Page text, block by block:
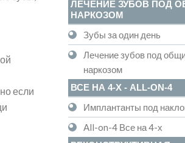
если
ЛЕЧЕНИЕ ЗУБОВ ПОД
НАРКОЗОМ
Зубы за один день
Лечение зубов под
наркозом
ВСЕ НА 4-Х - ALL-ON-4
Имплантанты под
All-on-4 Все на 4-х